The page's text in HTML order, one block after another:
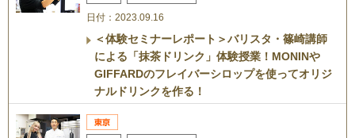
日付：2023.09.16
＜体験セミナーレポート＞バリスタ・篠崎講師
による「抹茶ドリンク」体験授業！MONINや
GIFFARDのフレイバーシロップを使ってオリジ
ナルドリンクを作る！